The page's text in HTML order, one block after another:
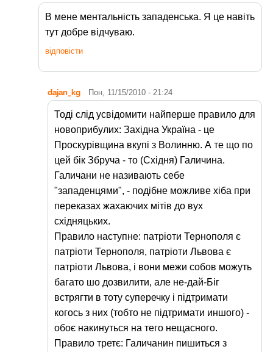
В мене ментальність западенська. Я це навіть
тут добре відчуваю.
відповісти
dajan_kg Пон, 11/15/2010 - 21:24
Тоді слід усвідомити найперше правило для
новоприбулих: Західна Україна - це
Проскурівщина вкупі з Волинню. А те що по
цей бік Збруча - то (Східня) Галичина.
Галичани не називають себе
"западенцями", - подібне можливе хіба при
переказах жахаючих мітів до вух
східняцьких.
Правило наступне: патріоти Тернополя є
патріоти Тернополя, патріоти Львова є
патріоти Львова, і вони межи собов можуть
багато шо дозвилити, але не-дай-Біг
встрягти в тоту суперечку і підтримати
когось з них (тобто не підтримати иншого) -
обоє накинуться на тего нещасного.
Правило третє: Галичанин пишиться з